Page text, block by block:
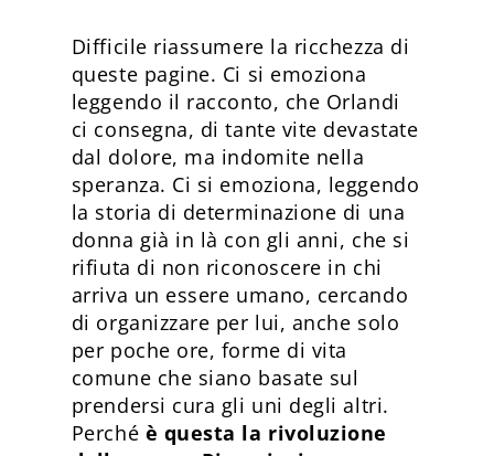
Difficile riassumere la ricchezza di
queste pagine. Ci si emoziona
leggendo il racconto, che Orlandi
ci consegna, di tante vite devastate
dal dolore, ma indomite nella
speranza. Ci si emoziona, leggendo
la storia di determinazione di una
donna già in là con gli anni, che si
rifiuta di non riconoscere in chi
arriva un essere umano, cercando
di organizzare per lui, anche solo
per poche ore, forme di vita
comune che siano basate sul
prendersi cura gli uni degli altri.
Perché è questa la rivoluzione